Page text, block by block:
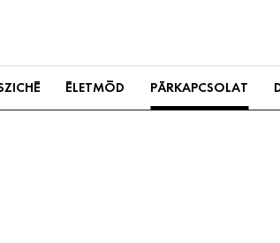
ÉLETMÓD PÁRKAPCSOLAT